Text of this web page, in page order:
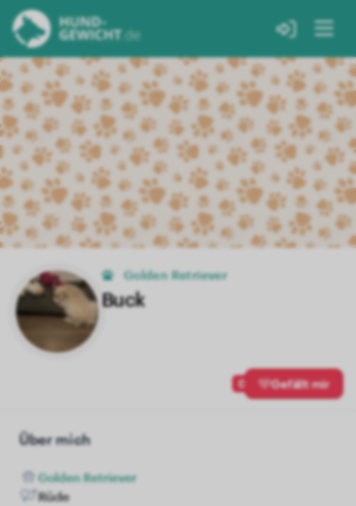
Golden Retriever
Buck
0 Gefällt mir
Über mich
Golden Retriever
Rüde